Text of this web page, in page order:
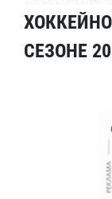
СЕЗОНЕ